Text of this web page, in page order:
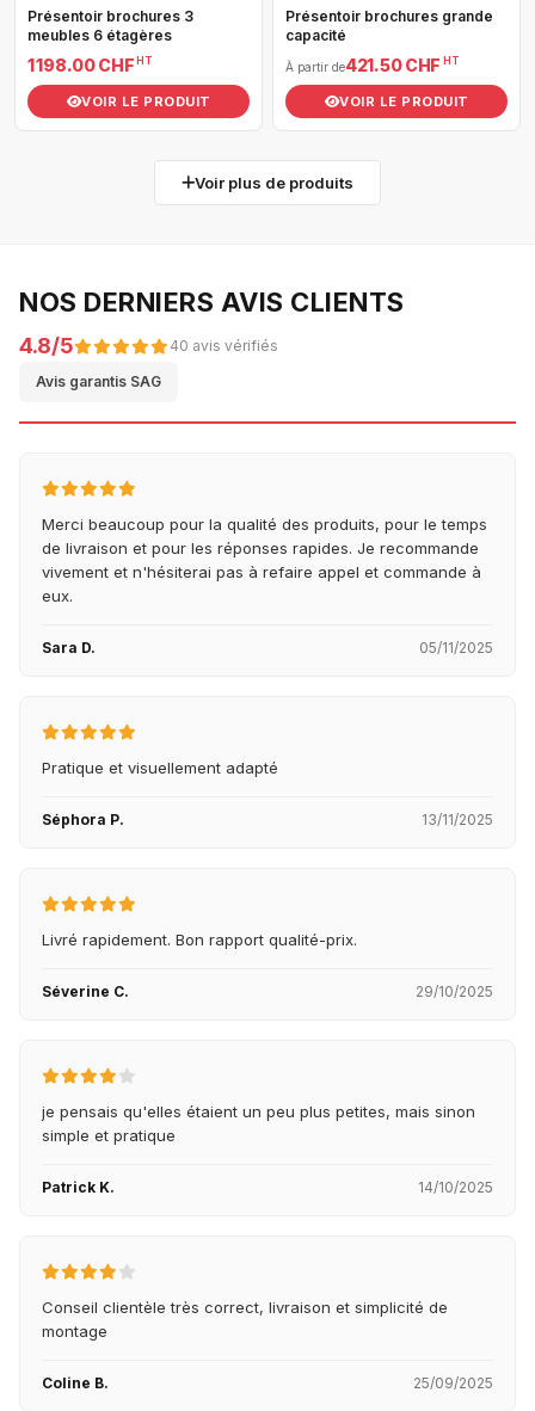
Présentoir brochures 3
meubles 6 étagères
1 198.00 CHF HT
VOIR LE PRODUIT
Présentoir brochures grande
capacité
À partir de421.50 CHF HT
VOIR LE PRODUIT
Voir plus de produits
NOS DERNIERS AVIS CLIENTS
4.8/5 40 avis vérifiés
Avis garantis SAG
Merci beaucoup pour la qualité des produits, pour le temps
de livraison et pour les réponses rapides. Je recommande
vivement et n'hésiterai pas à refaire appel et commande à
eux.
Sara D. 05/11/2025
Pratique et visuellement adapté
Séphora P. 13/11/2025
Livré rapidement. Bon rapport qualité-prix.
Séverine C. 29/10/2025
je pensais qu'elles étaient un peu plus petites, mais sinon
simple et pratique
Patrick K. 14/10/2025
Conseil clientèle très correct, livraison et simplicité de
montage
Coline B. 25/09/2025